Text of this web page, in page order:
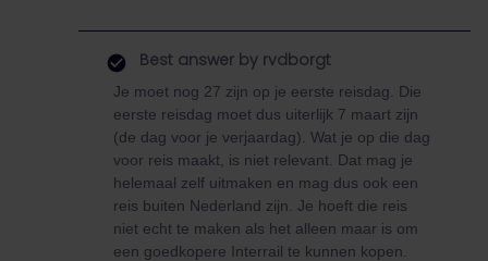
Best answer by rvdborgt
Je moet nog 27 zijn op je eerste reisdag. Die
eerste reisdag moet dus uiterlijk 7 maart zijn
(de dag voor je verjaardag). Wat je op die dag
voor reis maakt, is niet relevant. Dat mag je
helemaal zelf uitmaken en mag dus ook een
reis buiten Nederland zijn. Je hoeft die reis
niet echt te maken als het alleen maar is om
een goedkopere Interrail te kunnen kopen.